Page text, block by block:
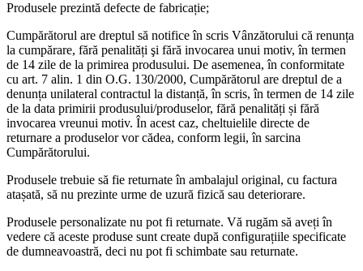
Produsele prezintă defecte de fabricație;
Cumpărătorul are dreptul să notifice în scris Vânzătorului că renunța
la cumpărare, fără penalități şi fără invocarea unui motiv, în termen
de 14 zile de la primirea produsului. De asemenea, în conformitate
cu art. 7 alin. 1 din O.G. 130/2000, Cumpărătorul are dreptul de a
denunța unilateral contractul la distanță, în scris, în termen de 14 zile
de la data primirii produsului/produselor, fără penalități și fără
invocarea vreunui motiv. În acest caz, cheltuielile directe de
returnare a produselor vor cădea, conform legii, în sarcina
Cumpărătorului.
Produsele trebuie să fie returnate în ambalajul original, cu factura
atașată, să nu prezinte urme de uzură fizică sau deteriorare.
Produsele personalizate nu pot fi returnate. Vă rugăm să aveți în
vedere că aceste produse sunt create după configurațiile specificate
de dumneavoastră, deci nu pot fi schimbate sau returnate.